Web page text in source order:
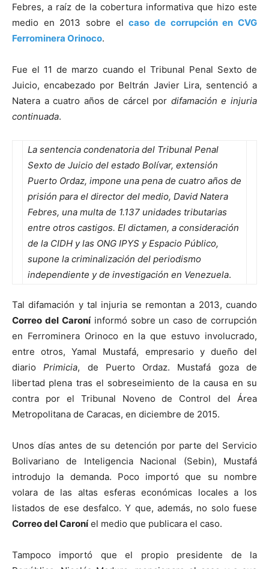
Febres, a raíz de la cobertura informativa que hizo este
medio en 2013 sobre elcaso de corrupción en CVG
Ferrominera Orinoco.
Fue el 11 de marzo cuando el Tribunal Penal Sexto de
Juicio, encabezado por Beltrán Javier Lira, sentenció a
Natera a cuatro años de cárcel por difamación e injuria
continuada.
La sentencia condenatoria del Tribunal Penal
Sexto de Juicio del estado Bolívar, extensión
Puerto Ordaz, impone una pena de cuatro años de
prisión para el director del medio, David Natera
Febres, una multa de 1.137 unidades tributarias
entre otros castigos. El dictamen, a consideración
de la CIDH y las ONG IPYS y Espacio Público,
supone la criminalización del periodismo
independiente y de investigación en Venezuela.
Tal difamación y tal injuria se remontan a 2013, cuando
Correo del Caroníinformó sobre un caso de corrupción
en Ferrominera Orinoco en la que estuvo involucrado,
entre otros, Yamal Mustafá, empresario y dueño del
diarioPrimicia, de Puerto Ordaz. Mustafá goza de
libertad plena tras el sobreseimiento de la causa en su
contra por el Tribunal Noveno de Control del Área
Metropolitana de Caracas, en diciembre de 2015.
Unos días antes de su detención por parte del Servicio
Bolivariano de Inteligencia Nacional (Sebin), Mustafá
introdujo la demanda. Poco importó que su nombre
volara de las altas esferas económicas locales a los
listados de ese desfalco. Y que, además, no solo fuese
Correo del Caroníel medio que publicara el caso.
Tampoco importó que el propio presidente de la